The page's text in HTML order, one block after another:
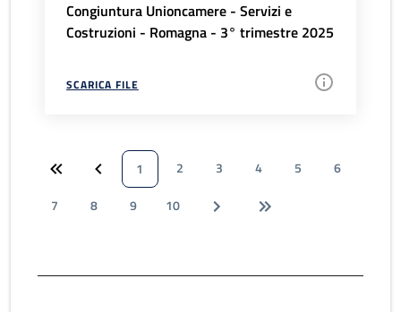
Congiuntura Unioncamere - Servizi e
Costruzioni - Romagna - 3° trimestre 2025
SCARICA FILE
1 2 3 4 5
6
7
8 9 10